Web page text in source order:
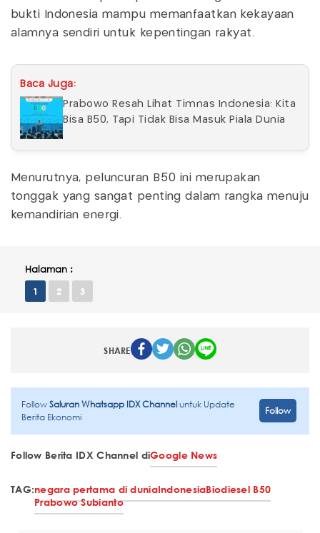
bukti Indonesia mampu memanfaatkan kekayaan
alamnya sendiri untuk kepentingan rakyat.
Baca Juga:
Prabowo Resah Lihat Timnas Indonesia: Kita
Bisa B50, Tapi Tidak Bisa Masuk Piala Dunia
Menurutnya, peluncuran B50 ini merupakan
tonggak yang sangat penting dalam rangka menuju
kemandirian energi.
Halaman :
1 2 3
SHARE
FollowSaluran Whatsapp IDX Channeluntuk Update
Berita Ekonomi
Follow
Follow Berita IDX Channel diGoogle News
TAG:negara pertama di duniaIndonesiaBiodiesel B50
Prabowo Subianto